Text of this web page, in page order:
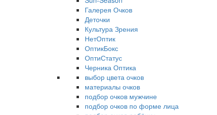
Галерея Очков
Деточки
Культура Зрения
НетОптик
ОптикБокс
ОптиСтатус
Черника Оптика
выбор цвета очков
материалы очков
подбор очков мужчине
подбор очков по форме лица